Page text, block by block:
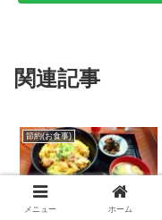
関連記事
節約(お食事)
メニュー ホーム